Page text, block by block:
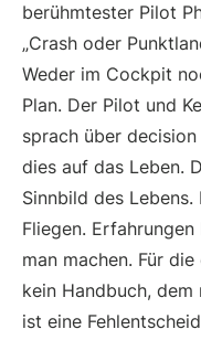
berühmtester Pilot
„Crash oder
Weder im Cockpit
Plan. Der Pilot und
sprach über
dies auf das Leben.
Sinnbild des
Fliegen.
man machen. Für
kein Handbuch,
ist eine